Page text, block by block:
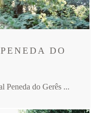
DO
Peneda do Gerês ...